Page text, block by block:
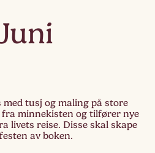
med tusj og maling på store
minnekisten og tilfører nye
livets reise. Disse skal skape
av boken.